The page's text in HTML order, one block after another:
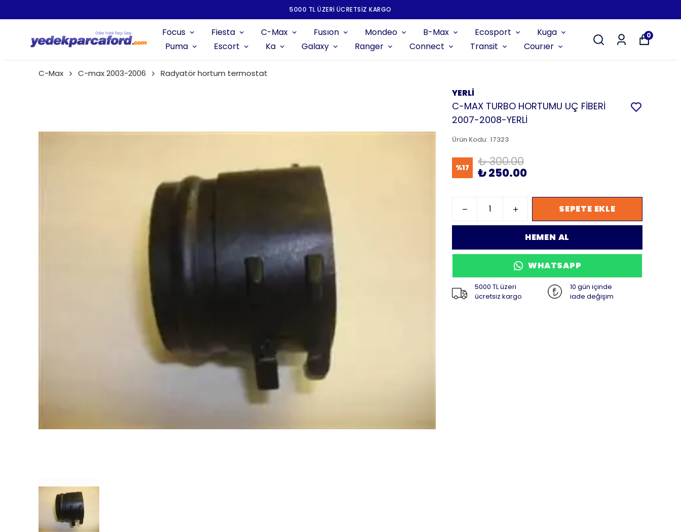
5000 TL ÜZERI ÜCRETSIZ KARGO
Focus Fiesta C-Max Fusıon Mondeo B-Max Ecosport
Kuga
Puma
Escort Ka Galaxy Ranger Connect Transit Courıer
0
C-Max C-max 2003-2006 Radyatör hortum termostat
YERLİ
C-MAX TURBO HORTUMU UÇ FİBERİ
2007-2008-YERLİ
Ürün Kodu: 17323
%17 ₺ 300.00
₺ 250.00
SEPETE EKLE
HEMEN AL
WHATSAPP
5000 TL üzeri
ücretsiz kargo
10 gün içinde
iade değişim